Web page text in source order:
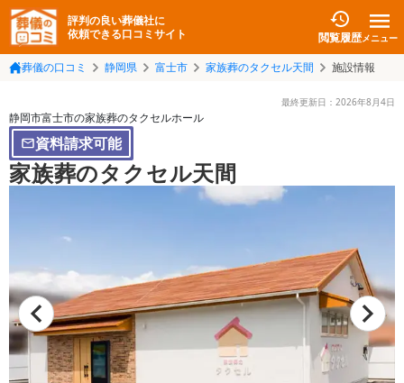
評判の良い葬儀社に
依頼できる口コミサイト
閲覧履歴メニュー
葬儀の口コミ 静岡県 富士市 家族葬のタクセル天間 施設情報
最終更新日： 2026年8月4日
静岡市富士市の家族葬のタクセルホール
資料請求可能
家族葬のタクセル天間